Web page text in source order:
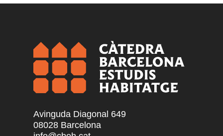
Avinguda Diagonal 649
08028 Barcelona